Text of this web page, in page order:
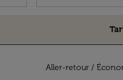
Aller-retour /